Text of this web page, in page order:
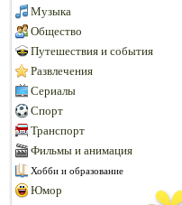
Музыка
Общество
Путешествия и события
Развлечения
Сериалы
Спорт
Транспорт
Фильмы и анимация
Хобби и образование
Юмор